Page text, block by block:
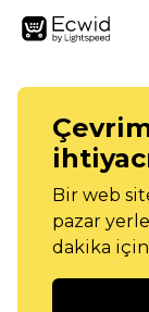
Bir web
pazar
dakika